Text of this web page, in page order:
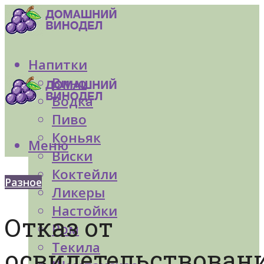
Напитки
Вино
Водка
Пиво
Коньяк
Виски
Коктейли
Ликеры
Настойки
Ром
Текила
Меню
Разное
Отказ от